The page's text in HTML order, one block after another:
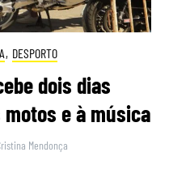
, DESPORTO
dois dias
e à música
Mendonça